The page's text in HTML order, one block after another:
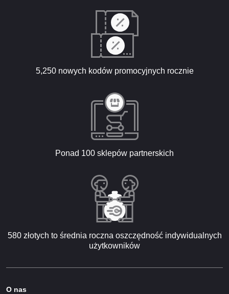
5,250 nowych kodów promocyjnych rocznie
Ponad 100 sklepów partnerskich
580 złotych to średnia roczna oszczędność indywidualnych
użytkowników
O nas